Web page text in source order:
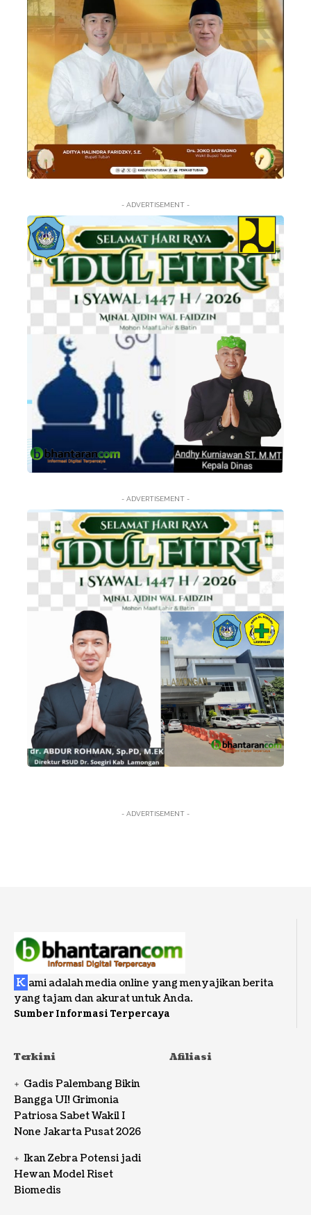
- ADVERTISEMENT -
- ADVERTISEMENT -
- ADVERTISEMENT -
K ami adalah media online yang menyajikan berita
yang tajam dan akurat untuk Anda.
Sumber Informasi Terpercaya
Terkini
Gadis Palembang Bikin
Bangga UI! Grimonia
Patriosa Sabet Wakil I
None Jakarta Pusat 2026
Ikan Zebra Potensi jadi
Hewan Model Riset
Biomedis
Afiliasi